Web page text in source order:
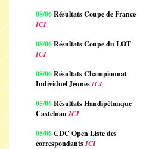
08/06Résultats Coupe de France
ICI
08/06Résultats Coupe du LOT
ICI
08/06Résultats Championnat
Individuel JeunesICI
05/06Résultats Handipétanque
CastelnauICI
05/06CDC Open Liste des
correspondantsICI